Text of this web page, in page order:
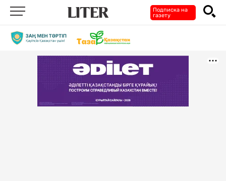
Подписка на
газету